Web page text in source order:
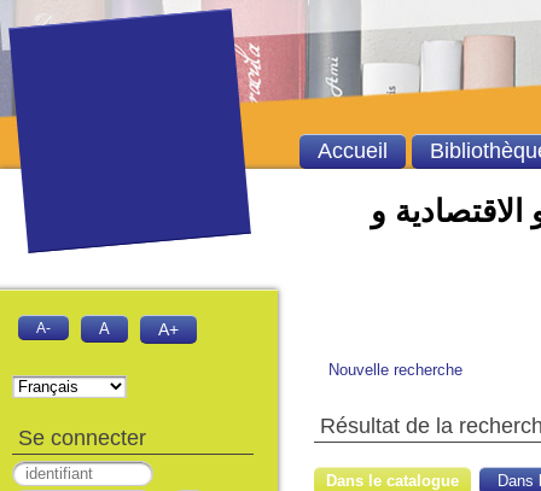
الاقتصادية و
Nouvelle recherche
Résultat de la
Dans le catalogue
Dans
Accueil
A- A A+
Se connecter